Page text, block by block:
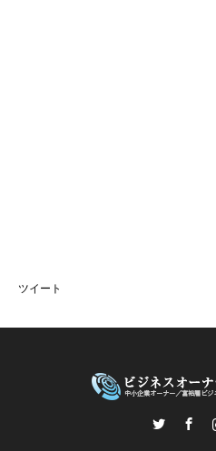
ツイート
InstagramRSS